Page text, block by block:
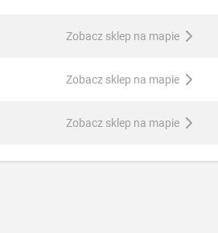
Zobacz sklep na mapie
Zobacz sklep na mapie
Zobacz sklep na mapie